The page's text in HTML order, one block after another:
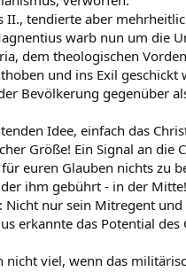
II., tendierte aber
warb nun um die
dem theologischen
und ins Exil
Bevölkerung gegenüber
Idee, einfach das
Größe! Ein Signal an
euren Glauben nichts zu
ihm gebührt - in der
nur sein Mitregent
erkannte das Potential
nicht viel, wenn das